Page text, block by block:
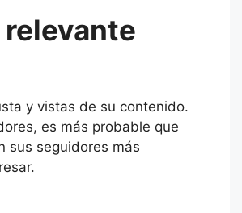
y vistas de su contenido.
es más probable que
sus seguidores más